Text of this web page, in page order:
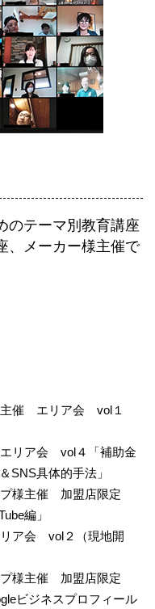
のテーマ別教育講座
、メーカー様主催で
主催 エリア会 vol１
リア会 vol４「補助金
SNS具体的手法」
様主催 加盟店限定
編」
ア会 vol２（現地開
様主催 加盟店限定
ビジネスプロフィール